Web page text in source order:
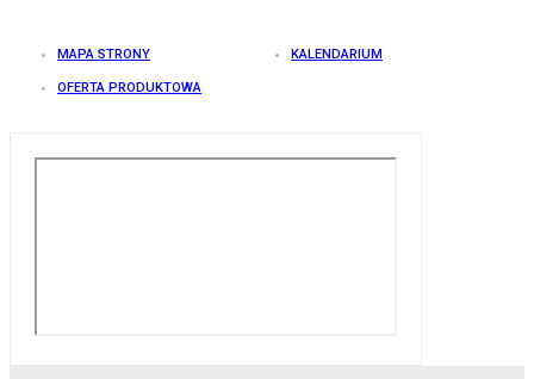
MAPA STRONY KALENDARIUM
OFERTA PRODUKTOWA